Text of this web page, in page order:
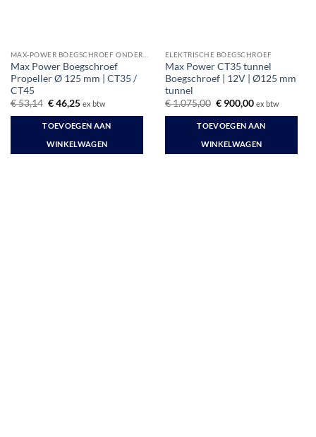
Max Power Boegschroef
Propeller Ø 125 mm | CT35 /
CT45
€53,14 Oorspronkelijke
was:
€ 53,14.
€46,25Huidige
is:
€ 46,25.
ex btw
TOEVOEGEN AAN
WINKELWAGEN
ELEKTRISCHE BOEGSCHROEF
Max Power CT35 tunnel
Boegschroef | 12V | Ø125 mm
tunnel
€1.075,00 Oorspronkelijke
was:
€ 1.075,00.
€900,00Huidige
is:
€ 900,00.
ex btw
TOEVOEGEN AAN
WINKELWAGEN